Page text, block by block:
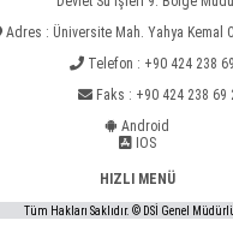
Adres : Üniversite Mah. Yahya Kemal
Telefon : +90 424 238
Faks : +90 424 238 69
Android
IOS
HIZLI MENÜ
Tüm Hakları Saklıdır. © DSİ Genel